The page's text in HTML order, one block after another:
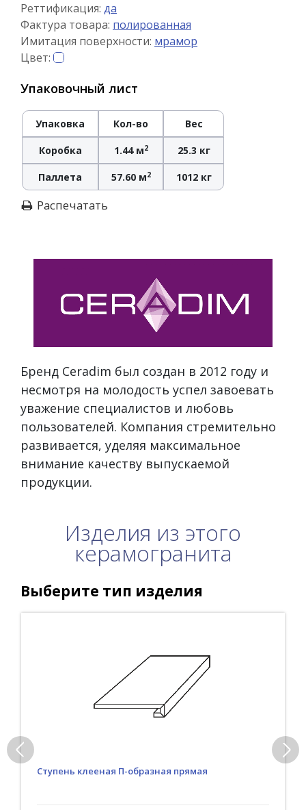
Реттификация: да
Фактура товара: полированная
Имитация поверхности: мрамор
Цвет:
Упаковочный лист
Упаковка Кол-во Вес
Коробка 1.44 м2 25.3 кг
Паллета 57.60 м2 1012 кг
Распечатать
Бренд Ceradim был создан в 2012 году и
несмотря на молодость успел завоевать
уважение специалистов и любовь
пользователей. Компания стремительно
развивается, уделяя максимальное
внимание качеству выпускаемой
продукции.
Изделия из этого
керамогранита
Выберите тип изделия
Ступень клееная П-образная прямая